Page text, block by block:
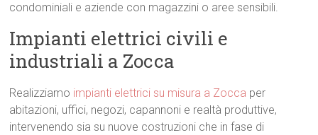
condominiali e aziende con magazzini o aree sensibili.
Impianti elettrici civili e
industriali a Zocca
Realizziamo impianti elettrici su misura a Zocca per
abitazioni, uffici, negozi, capannoni e realtà produttive,
intervenendo sia su nuove costruzioni che in fase di